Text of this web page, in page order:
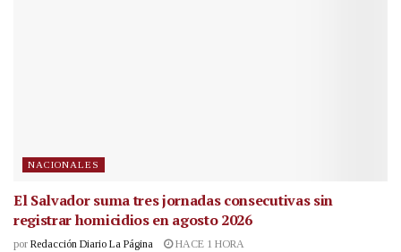
NACIONALES
El Salvador suma tres jornadas consecutivas sin
registrar homicidios en agosto 2026
por Redacción Diario La Página HACE 1 HORA